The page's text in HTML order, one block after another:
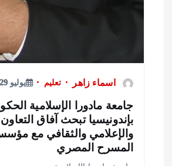
اسماء زاهر تعليم يوليو 29, 2026
مادورا الإسلامية الحكومية
تبحث آفاق التعاون الأكاديمي
والثقافي مع مؤسس فرقة
المصري